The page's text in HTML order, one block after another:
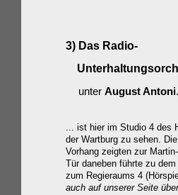
3) Das
unter August Antoni.
... ist hier im Studio 4 des
der Wartburg zu sehen.
Vorhang zeigten zur
Tür daneben führte zu
zum Regieraums 4
auch auf unserer Seite